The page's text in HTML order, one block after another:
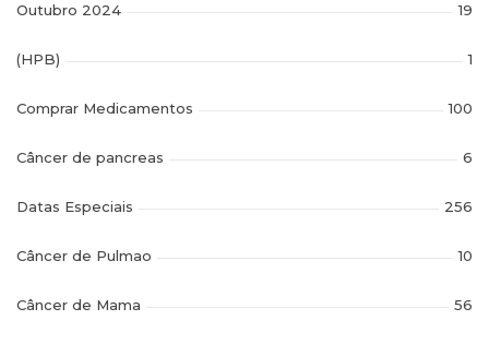
Outubro 2024 19
(HPB) 1
Comprar Medicamentos 100
Câncer de pancreas 6
Datas Especiais 256
Câncer de Pulmao 10
Câncer de Mama 56